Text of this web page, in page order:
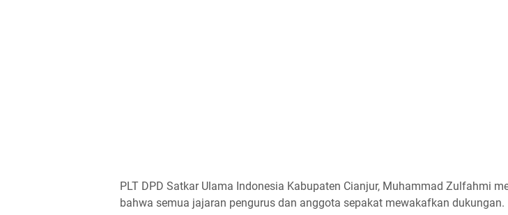
PLT DPD Satkar Ulama Indonesia Kabupaten Cianjur, Muhammad Zulfahmi
bahwa semua jajaran pengurus dan anggota sepakat mewakafkan dukungan.